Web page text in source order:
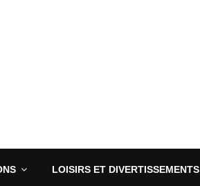
LOISIRS ET DIVERTISSEMENTS